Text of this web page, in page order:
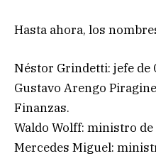
Hasta ahora, los
Néstor Grindetti: jefe de
Gustavo Arengo
Finanzas.
Waldo Wolff: ministro de
Mercedes Miguel: